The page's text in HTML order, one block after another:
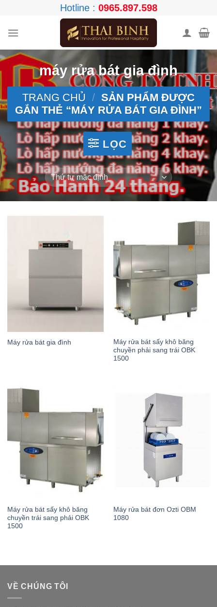
content
Hotline : 0965.897.598
máy rửa bát gia đình
TRANG CHỦ / SẢN PHẨM ĐƯỢC
GẮN THẺ “MÁY RỬA BÁT GIA ĐÌNH”
LỌC
Máy rửa bát gia đình
Máy rửa bát sấy khô băng
chuyền phải sang trái OBK
1500
Máy rửa bát sấy khô băng
chuyền trái sang phải OBK
1500
Máy rửa bát đơn Ozti OBM
1080
VỀ CHÚNG TÔI